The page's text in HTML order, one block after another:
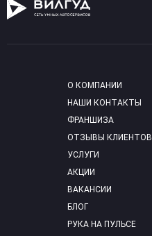
О КОМПАНИИ
НАШИ КОНТАКТЫ
ФРАНШИЗА
ОТЗЫВЫ КЛИЕНТОВ
УСЛУГИ
АКЦИИ
ВАКАНСИИ
БЛОГ
РУКА НА ПУЛЬСЕ